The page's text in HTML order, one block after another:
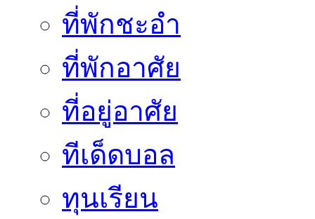
ที่พักชะอำ
ที่พักอาศัย
ที่อยู่อาศัย
ทีเด็ดบอล
ทุนเรียน